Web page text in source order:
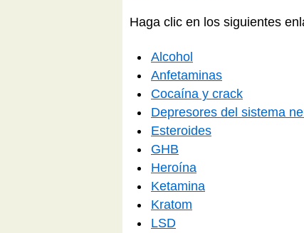
Haga clic en los siguientes
Alcohol
Anfetaminas
Cocaína y crack
Depresores del sistema
Esteroides
GHB
Heroína
Ketamina
Kratom
LSD